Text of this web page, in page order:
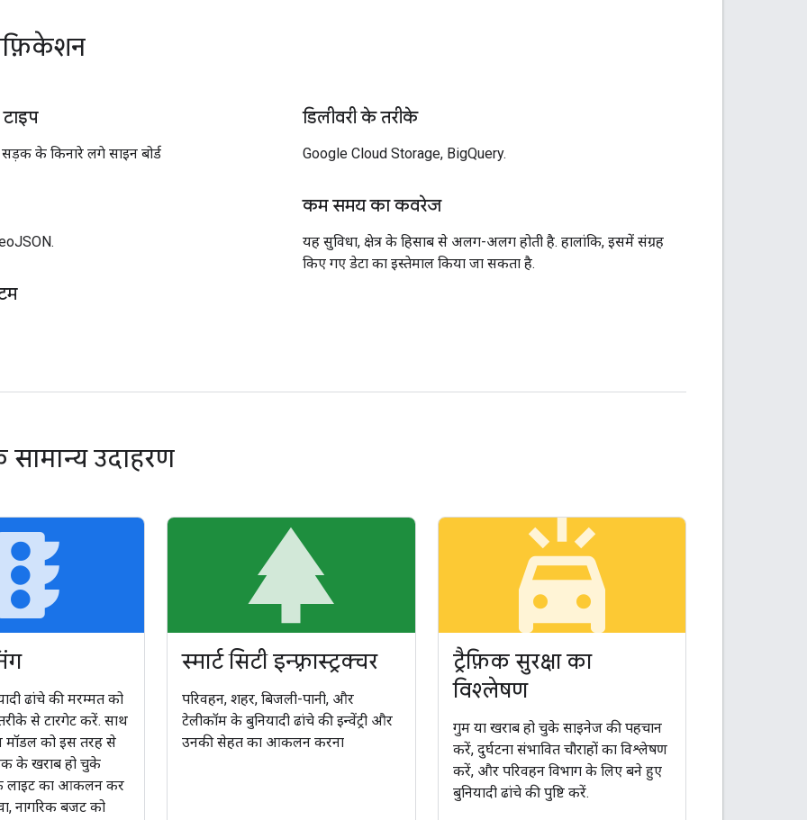
टाइप
के किनारे लगे साइन बोर्ड
डिलीवरी के तरीके
Google Cloud Storage, BigQuery.
कम समय का कवरेज
यह सुविधा, क्षेत्र के हिसाब से अलग-अलग होती है. हालांकि, इसमें संग्रह
किए गए डेटा का इस्तेमाल किया जा सकता है.
सामान्य उदाहरण
ढांचे की मरम्मत को
तरीके से टारगेट करें. साथ
मॉडल को इस तरह से
के खराब हो चुके
लाइट का आकलन कर
नागरिक बजट को
स्मार्ट सिटी इन्फ़्रास्ट्रक्चर
परिवहन, शहर, बिजली-पानी, और
टेलीकॉम के बुनियादी ढांचे की इन्वेंट्री और
उनकी सेहत का आकलन करना
minor_crash
ट्रैफ़िक सुरक्षा का
विश्लेषण
गुम या खराब हो चुके साइनेज की पहचान
करें, दुर्घटना संभावित चौराहों का विश्लेषण
करें, और परिवहन विभाग के लिए बने हुए
बुनियादी ढांचे की पुष्टि करें.